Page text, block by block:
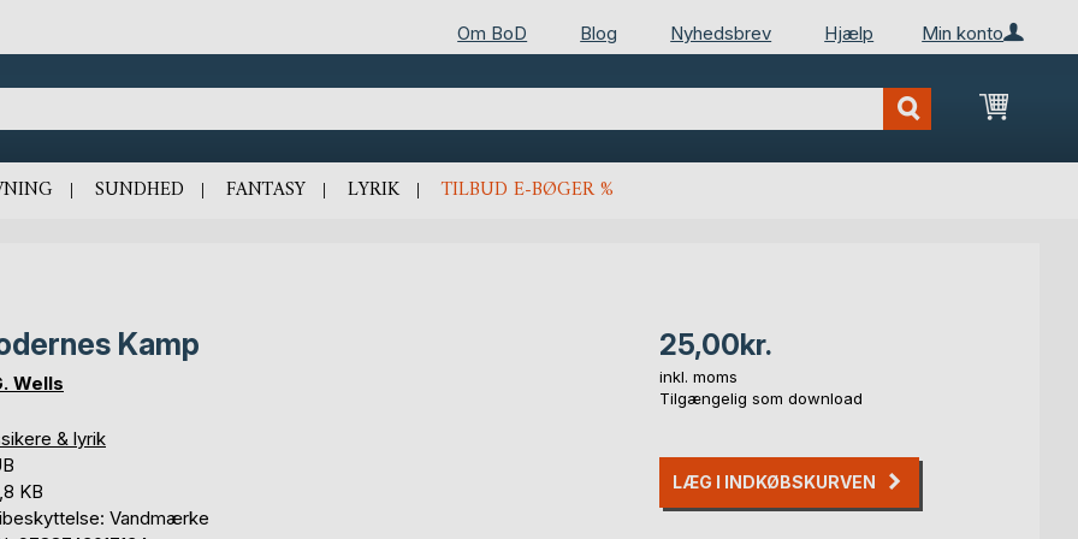
Min konto
Om BoD Blog Nyhedsbrev Hjælp
Min
SUNDHED FANTASY LYRIK TILBUD E-BØGER %
Kamp
Wells
& lyrik
KB
Vandmærke
25,00kr.
inkl. moms
Tilgængelig som download
LÆG I INDKØBSKURVEN